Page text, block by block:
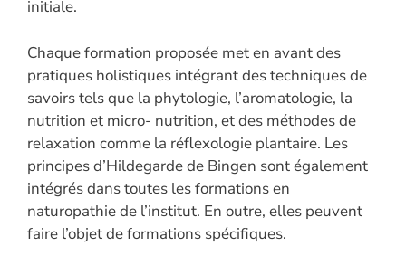
initiale.
Chaque formation proposée met en avant des
pratiques holistiques intégrant des techniques de
savoirs tels que la phytologie, l’aromatologie, la
nutrition et micro- nutrition, et des méthodes de
relaxation comme la réflexologie plantaire. Les
principes d’Hildegarde de Bingen sont également
intégrés dans toutes les formations en
naturopathie de l’institut. En outre, elles peuvent
faire l’objet de formations spécifiques.